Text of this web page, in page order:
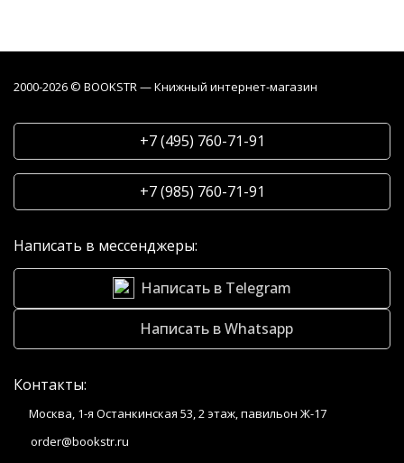
2000-2026 © BOOKSTR — Книжный интернет-магазин
+7 (495) 760-71-91
+7 (985) 760-71-91
Написать в мессенджеры:
Написать в Telegram
Написать в Whatsapp
Контакты:
Москва, 1-я Останкинская 53, 2 этаж, павильон Ж-17
order@bookstr.ru